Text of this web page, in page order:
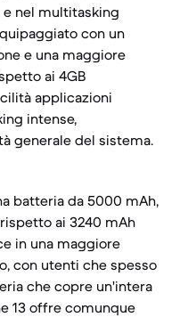
nel multitasking
con un
e una maggiore
ai 4GB
applicazioni
intense,
generale del sistema.
batteria da 5000 mAh,
ai 3240 mAh
in una maggiore
con utenti che spesso
che copre un'intera
13 offre comunque